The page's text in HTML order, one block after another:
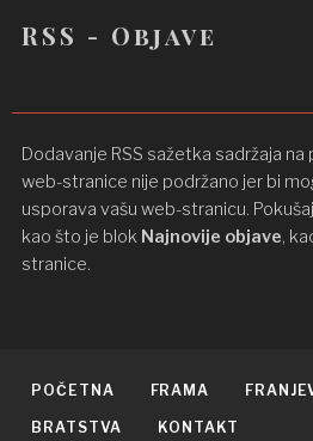
RSS - Objave
Dodavanje RSS sažetka sadržaja
web-stranice nije podržano jer bi
usporava vašu web-stranicu.
kao što je blok Najnovije objave,
stranice.
POČETNA FRAMA
BRATSTVA KONTAKT